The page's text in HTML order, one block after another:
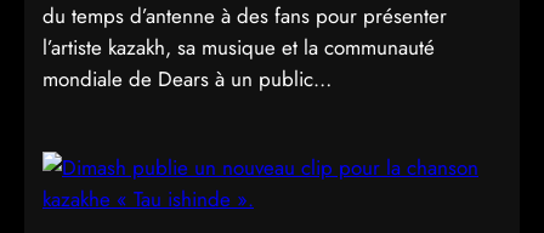
du temps d’antenne à des fans pour présenter
l’artiste kazakh, sa musique et la communauté
mondiale de Dears à un public…